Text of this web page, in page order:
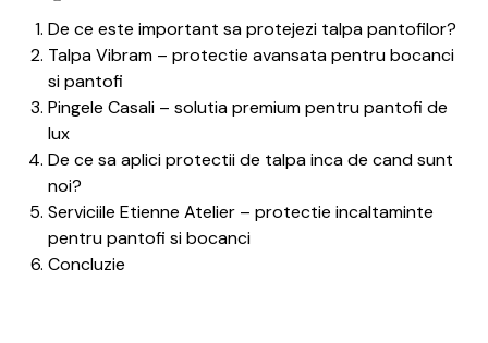
De ce este important sa protejezi talpa pantofilor?
Talpa Vibram – protectie avansata pentru bocanci
si pantofi
Pingele Casali – solutia premium pentru pantofi de
lux
De ce sa aplici protectii de talpa inca de cand sunt
noi?
Serviciile Etienne Atelier – protectie incaltaminte
pentru pantofi si bocanci
Concluzie